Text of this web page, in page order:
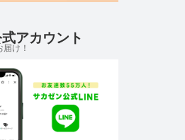
アカウント
け！